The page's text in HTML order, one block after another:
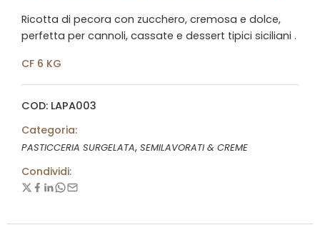
Ricotta di pecora con zucchero, cremosa e dolce,
perfetta per cannoli, cassate e dessert tipici siciliani .
CF 6 KG
COD: LAPA003
Categoria:
PASTICCERIA SURGELATA, SEMILAVORATI & CREME
Condividi: